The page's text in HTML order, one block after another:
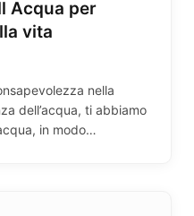
Acqua per
vita
nella
dell’acqua, ti abbiamo
in modo…